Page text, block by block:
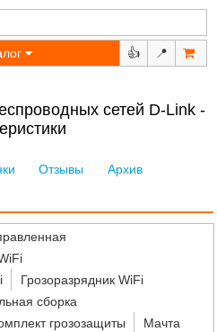
👍 📍
сетей D-Link -
Отзывы
Архив
Грозоразрядник WiFi
сборка
грозозащиты
Мачта